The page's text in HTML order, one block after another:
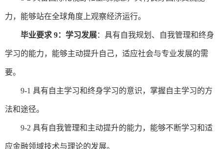
力，能够站在全球角度上观察经济运行。
毕业要求 9：学习发展：具有自我规划、自我管理和终身
学习的能力，能够主动提升自己，适应社会与专业发展的需
要。
9-1 具有自主学习和终身学习的意识，掌握自主学习的方
法和途径。
9-2 具有自我管理和主动提升的能力，能够不断学习和适
应金融领域技术与理论的发展。